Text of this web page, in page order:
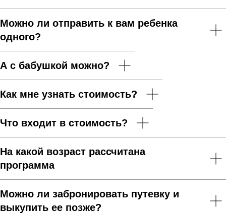
Можно ли отправить к вам ребенка
одного?
А с бабушкой можно?
Как мне узнать стоимость?
Что входит в стоимость?
На какой возраст рассчитана
программа
Можно ли забронировать путевку и
выкупить ее позже?